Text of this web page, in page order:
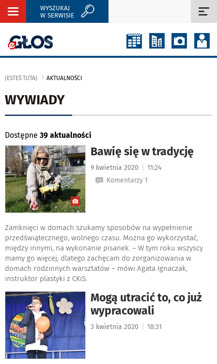
Rozwiń
WYSZUKAJ
W SERWISIE
JESTEŚ TUTAJ AKTUALNOŚCI
WYWIADY
Dostępne 39 aktualności
Bawię się w tradycję
9 kwietnia 2020
11:24
Komentarzy 1
Zamknięci w domach szukamy sposobów na wypełnienie
przedświątecznego, wolnego czasu. Można go wykorzystać,
między innymi, na wykonanie pisanek. – W tym roku wszyscy
mamy go więcej, dlatego zachęcam do zorganizowania w
domach rodzinnych warsztatów – mówi Agata Ignaczak,
instruktor plastyki z CKiS.
Mogą utracić to, co już
wypracowali
3 kwietnia 2020 18:31